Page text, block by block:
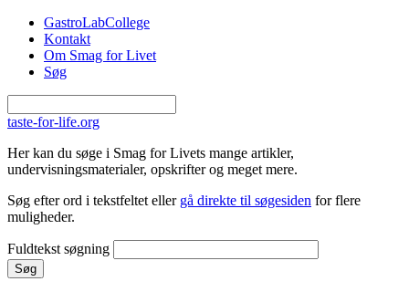
Gå til hovedindhold
GastroLabCollege
Kontakt
Om Smag for Livet
Søg
taste-for-life.org
Her kan du søge i Smag for Livets mange artikler,
undervisningsmaterialer, opskrifter og meget mere.
Søg efter ord i tekstfeltet eller gå direkte til søgesiden for flere
muligheder.
Fuldtekst søgning